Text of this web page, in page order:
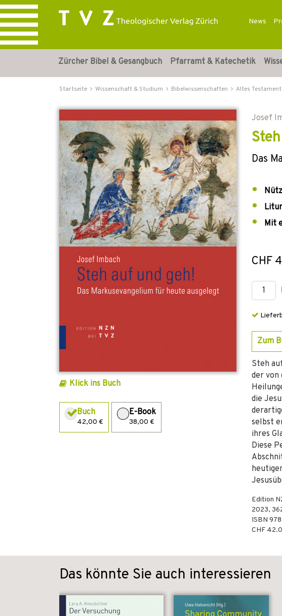
News
Zürcher Bibel & Gesangbuch Pfarramt & Katechetik
Startseite Wissenschaft & Studium Bibelwissenschaften Altes Testament
Klick ins Buch
Buch
42,00 €
E-Book
38,00 €
Josef
Das
Mit
CHF
Zum
Steh
der von
die
selbst
ihres
Diese
Edition
2023,
ISBN
CHF
Das könnte Sie auch interessieren